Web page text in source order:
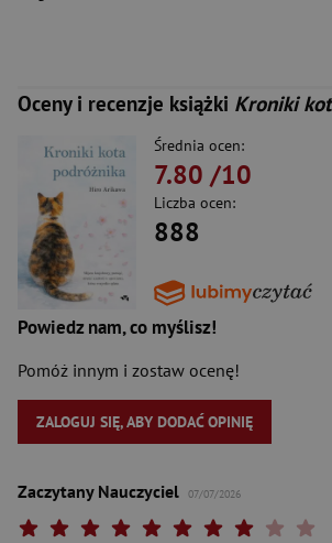
Oceny i recenzje książki Kroniki
Średnia ocen:
7.80 /10
Liczba ocen:
888
Powiedz nam, co myślisz!
Pomóż innym i zostaw ocenę!
ZALOGUJ SIĘ, ABY DODAĆ OPINIĘ
Zaczytany Nauczyciel 07/07/2026
Twoja
Twoja ocena:
Twoja ocena:
Twoja ocena: Dobra 6/
Twoja ocena: Przeciętna 5/
Twoja ocena: Może być 4/10"
Twoja ocena: Słaba 3/10"
Twoja ocena: Bardzo słaba 2/10"
Twoja ocena: Beznadziejna 1/10"